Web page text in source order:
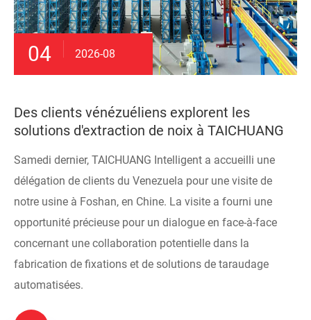
04 2026-08
Des clients vénézuéliens explorent les
solutions d'extraction de noix à TAICHUANG
Samedi dernier, TAICHUANG Intelligent a accueilli une
délégation de clients du Venezuela pour une visite de
notre usine à Foshan, en Chine. La visite a fourni une
opportunité précieuse pour un dialogue en face-à-face
concernant une collaboration potentielle dans la
fabrication de fixations et de solutions de taraudage
automatisées.